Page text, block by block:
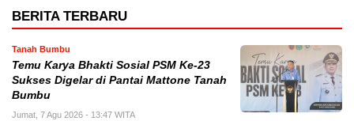
BERITA TERBARU
Tanah Bumbu
Temu Karya Bhakti Sosial PSM Ke-23
Sukses Digelar di Pantai Mattone Tanah
Bumbu
Jumat, 7 Agu 2026 - 13:47 WITA